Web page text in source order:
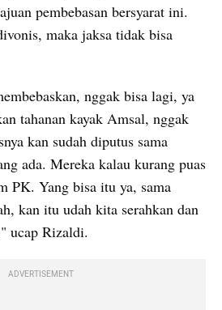
pembebasan bersyarat ini.
maka jaksa tidak bisa
nggak bisa lagi, ya
tahanan kayak Amsal, nggak
kan sudah diputus sama
ada. Mereka kalau kurang puas
PK. Yang bisa itu ya, sama
kan itu udah kita serahkan dan
ucap Rizaldi.
ADVERTISEMENT